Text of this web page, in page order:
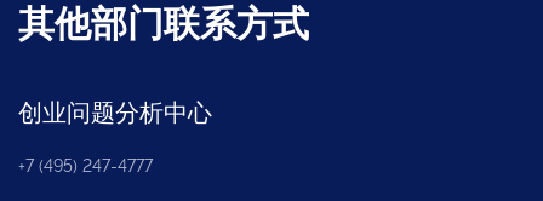
其他部门联系方式
创业问题分析中心
+7 (495) 247-4777